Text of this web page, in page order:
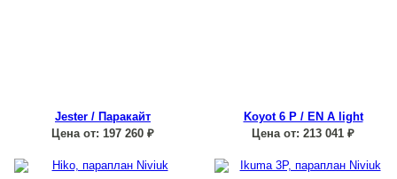
Jester / Паракайт
Цена от: 197 260 ₽
Koyot 6 P / EN A light
Цена от: 213 041 ₽